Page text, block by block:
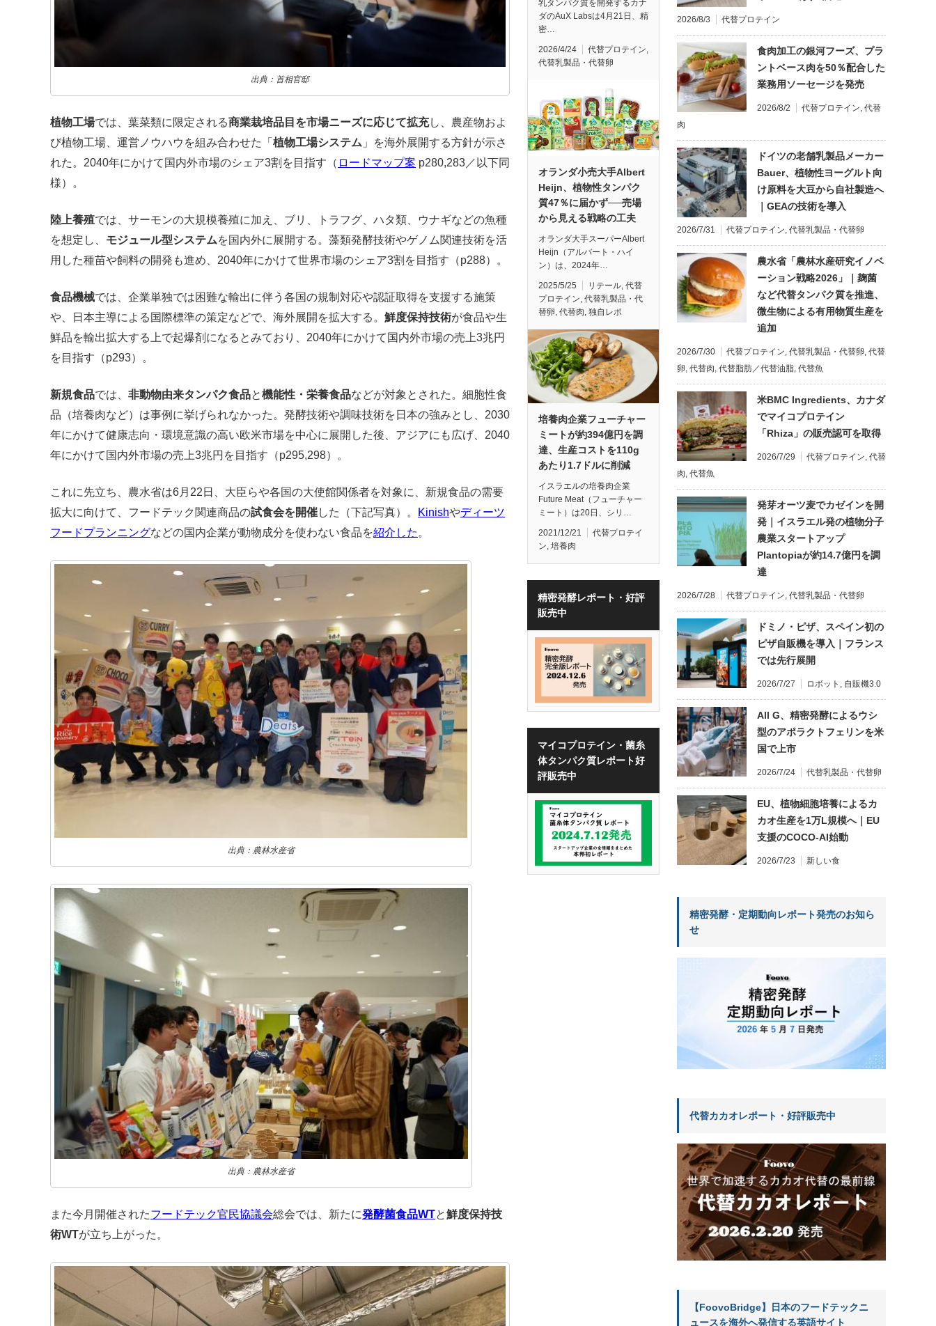
出典：首相官邸
植物工場では、葉菜類に限定される商業栽培品目を市場ニーズに応じて拡充し、農産物およ
び植物工場、運営ノウハウを組み合わせた「 植物工場システム 」を海外展開する方針が示さ
れた。2040年にかけて国内外市場のシェア3割を目指す（ ロードマップ案 p280,283／以下同
様）。
陸上養殖では、サーモンの大規模養殖に加え、ブリ、トラフグ、ハタ類、ウナギなどの魚種
を想定し、 モジュール型システムを国内外に展開する。藻類発酵技術やゲノム関連技術を活
用した種苗や飼料の開発も進め、2040年にかけて世界市場のシェア3割を目指す（p288）。
食品機械では、企業単独では困難な輸出に伴う各国の規制対応や認証取得を支援する施策
や、日本主導による国際標準の策定などで、海外展開を拡大する。 鮮度保持技術が食品や生
鮮品を輸出拡大する上で起爆剤になるとみており、2040年にかけて国内外市場の売上3兆円
を目指す（p293）。
新規食品では、 非動物由来タンパク食品と機能性・栄養食品などが対象とされた。細胞性食
品（培養肉など）は事例に挙げられなかった。発酵技術や調味技術を日本の強みとし、2030
年にかけて健康志向・環境意識の高い欧米市場を中心に展開した後、アジアにも広げ、2040
年にかけて国内外市場の売上3兆円を目指す（p295,298）。
これに先立ち、農水省は6月22日、大臣らや各国の大使館関係者を対象に、新規食品の需要
拡大に向けて、フードテック関連商品の試食会を開催した（下記写真）。 Kinishやディーツ
フードプランニングなどの国内企業が動物成分を使わない食品を紹介した 。
出典：農林水産省
出典：農林水産省
また今月開催されたフードテック官民協議会総会では、新たに発酵菌食品WTと鮮度保持技
術WTが立ち上がった。
乳タンパク質を開発するカナ
ダのAuX Labsは4月21日、精
密…
2026/4/24 代替プロテイン,
代替乳製品・代替卵
オランダ小売大手Albert
Heijn、植物性タンパク
質47％に届かず──売場
から見える戦略の工夫
オランダ大手スーパーAlbert
Heijn（アルバート・ハイ
ン）は、2024年…
2025/5/25 リテール 代替
プロテイン 代替乳製品・代
替卵 代替肉 独自レポ
培養肉企業フューチャー
ミートが約394億円を調
達、生産コストを110g
あたり1.7ドルに削減
イスラエルの培養肉企業
Future Meat（フューチャー
ミート）は20日、シリ…
2021/12/21
代替プロテイ
ン, 培養肉
精密発酵レポート・好評
販売中
マイコプロテイン・菌糸
体タンパク質レポート好
評販売中
2026/8/3 代替プロテイン
食肉加工の銀河フーズ、プラ
ントベース肉を50％配合した
業務用ソーセージを発売
2026/8/2 代替プロテイン 代替
肉
ドイツの老舗乳製品メーカー
Bauer、植物性ヨーグルト向
け原料を大豆から自社製造へ
｜GEAの技術を導入
2026/7/31 代替プロテイン 代替乳製品・代替卵
農水省「農林水産研究イノベ
ーション戦略2026」｜麹菌
など代替タンパク質を推進、
微生物による有用物質生産を
追加
2026/7/30 代替プロテイン 代替乳製品・代替卵 代替
卵 代替肉 代替脂肪／代替油脂 代替魚
米BMC Ingredients、カナダ
でマイコプロテイン
「Rhiza」の販売認可を取得
2026/7/29 代替プロテイン 代替
肉 代替魚
発芽オーツ麦でカゼインを開
発｜イスラエル発の植物分子
農業スタートアップ
Plantopiaが約14.7億円を調
達
2026/7/28 代替プロテイン 代替乳製品・代替卵
ドミノ・ピザ、スペイン初の
ピザ自販機を導入｜フランス
では先行展開
2026/7/27 ロボット 自販機3.0
All G、精密発酵によるウシ
型のアポラクトフェリンを米
国で上市
2026/7/24 代替乳製品・代替卵
EU、植物細胞培養によるカ
カオ生産を1万L規模へ｜EU
支援のCOCO-AI始動
2026/7/23 新しい食
精密発酵・定期動向レポート発売のお知ら
せ
代替カカオレポート・好評販売中
【FoovoBridge】日本のフードテックニ
ュースを海外へ発信する英語サイト